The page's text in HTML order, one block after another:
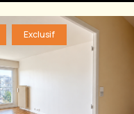
Exclusif